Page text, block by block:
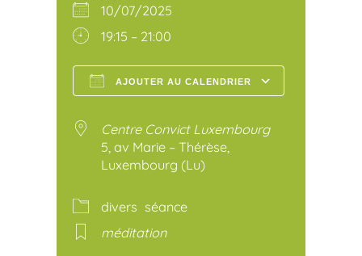
10/07/2025
19:15 – 21:00
AJOUTER AU CALENDRIER
Centre Convict Luxembourg
5, av Marie – Thérèse,
Luxembourg (Lu)
divers séance
méditation